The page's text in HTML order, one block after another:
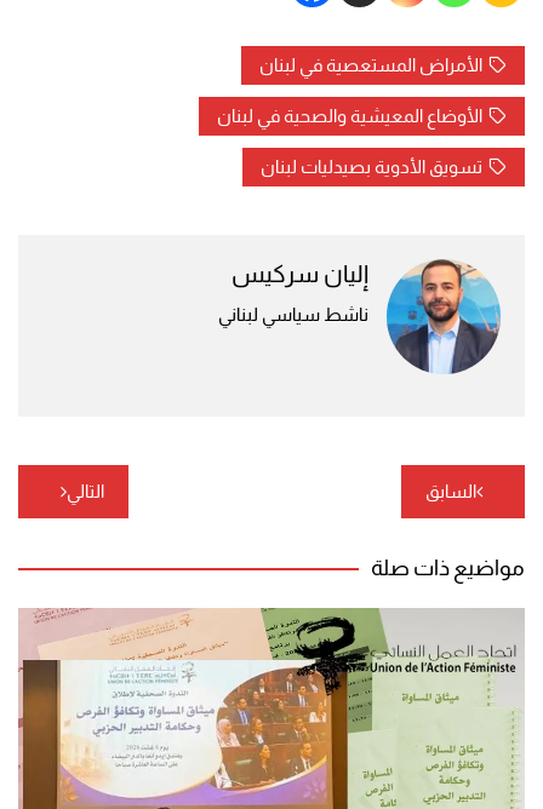
الأمراض المستعصية في لبنان
الأوضاع المعيشية والصحية في لبنان
تسويق الأدوية بصيدليات لبنان
إليان سركيس
ناشط سياسي لبناني
تصفّح
المقالات
السابق التالي
مواضيع ذات صلة